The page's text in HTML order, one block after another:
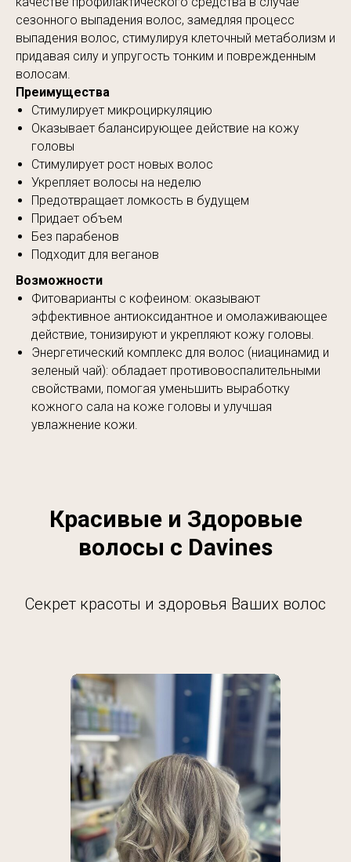
сезонного выпадения волос, замедляя процесс
выпадения волос, стимулируя клеточный метаболизм и
придавая силу и упругость тонким и поврежденным
волосам.
Преимущества
Стимулирует микроциркуляцию
Оказывает балансирующее действие на кожу
головы
Стимулирует рост новых волос
Укрепляет волосы на неделю
Предотвращает ломкость в будущем
Придает объем
Без парабенов
Подходит для веганов
Возможности
Фитоварианты с кофеином: оказывают
эффективное антиоксидантное и омолаживающее
действие, тонизируют и укрепляют кожу головы.
Энергетический комплекс для волос (ниацинамид и
зеленый чай): обладает противовоспалительными
свойствами, помогая уменьшить выработку
кожного сала на коже головы и улучшая
увлажнение кожи.
Красивые и Здоровые
волосы с Davines
Секрет красоты и здоровья Ваших волос